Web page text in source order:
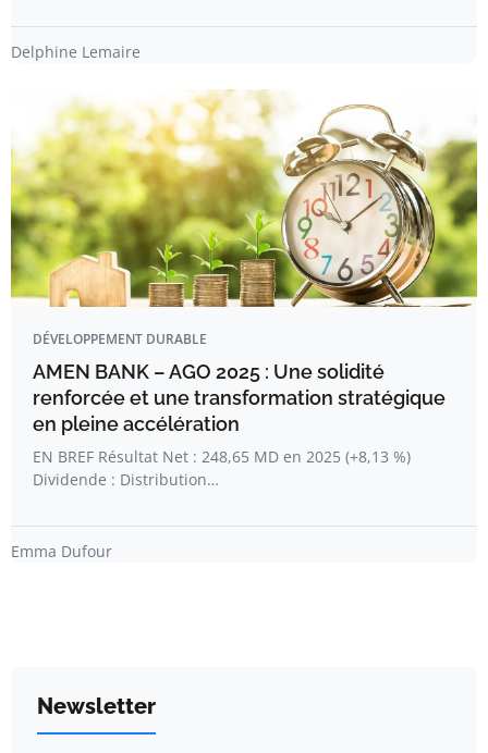
Delphine Lemaire
DÉVELOPPEMENT DURABLE
AMEN BANK – AGO 2025 : Une solidité
renforcée et une transformation stratégique
en pleine accélération
EN BREF Résultat Net : 248,65 MD en 2025 (+8,13 %)
Dividende : Distribution…
Emma Dufour
Newsletter